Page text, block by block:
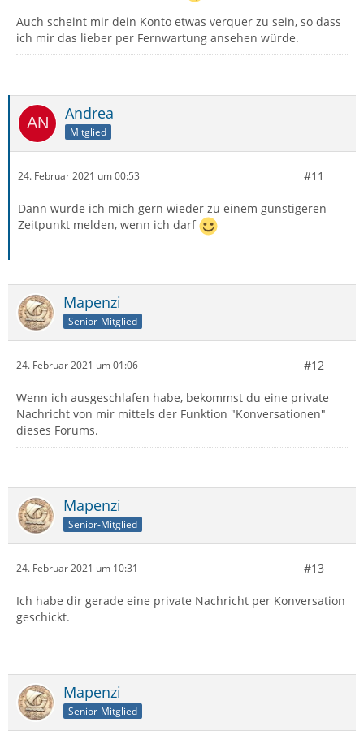
Auch scheint mir dein Konto etwas verquer zu sein, so dass
ich mir das lieber per Fernwartung ansehen würde.
Andrea
Mitglied
24. Februar 2021 um 00:53 #11
Dann würde ich mich gern wieder zu einem günstigeren
Zeitpunkt melden, wenn ich darf
Mapenzi
Senior-Mitglied
24. Februar 2021 um 01:06 #12
Wenn ich ausgeschlafen habe, bekommst du eine private
Nachricht von mir mittels der Funktion "Konversationen"
dieses Forums.
Mapenzi
Senior-Mitglied
24. Februar 2021 um 10:31 #13
Ich habe dir gerade eine private Nachricht per Konversation
geschickt.
Mapenzi
Senior-Mitglied